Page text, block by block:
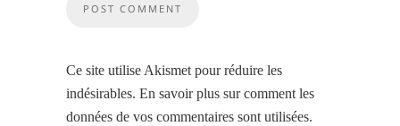
Ce site utilise Akismet pour réduire les
indésirables. En savoir plus sur comment les
données de vos commentaires sont utilisées.